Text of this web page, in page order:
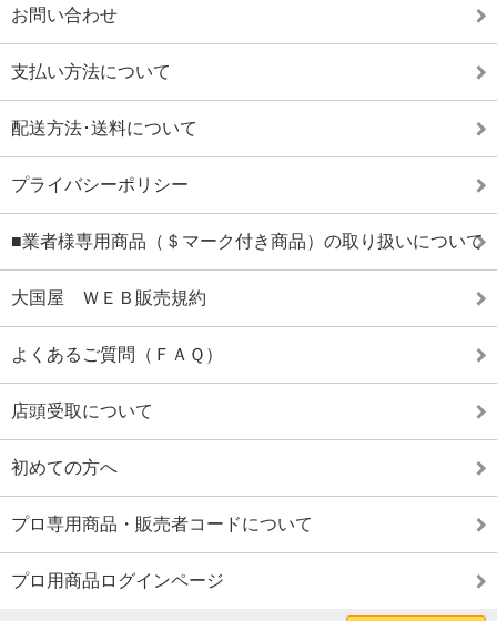
お問い合わせ
支払い方法について
配送方法･送料について
プライバシーポリシー
■業者様専用商品（＄マーク付き商品）の取り扱いについて
大国屋 ＷＥＢ販売規約
よくあるご質問（ＦＡＱ）
店頭受取について
初めての方へ
プロ専用商品・販売者コードについて
プロ用商品ログインページ